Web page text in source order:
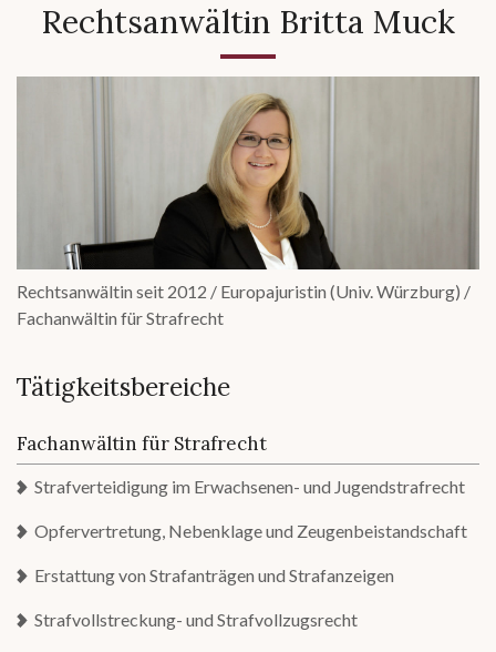
Rechtsanwältin Britta Muck
Rechtsanwältin seit 2012 / Europajuristin (Univ. Würzburg) /
Fachanwältin für Strafrecht
Tätigkeitsbereiche
Fachanwältin für Strafrecht
Strafverteidigung im Erwachsenen- und Jugendstrafrecht
Opfervertretung, Nebenklage und Zeugenbeistandschaft
Erstattung von Strafanträgen und Strafanzeigen
Strafvollstreckung- und Strafvollzugsrecht